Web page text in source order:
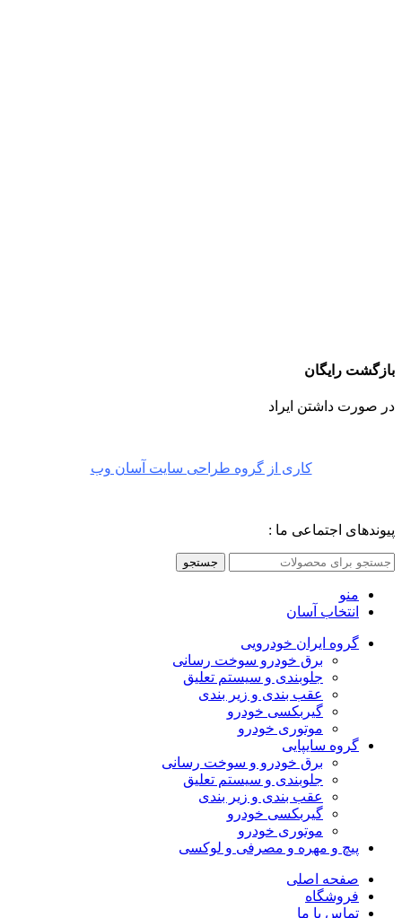
بازگشت رایگان
در صورت داشتن ایراد
کاری از گروه طراحی سایت آسان وب
پیوندهای اجتماعی ما :
جستجو
منو
انتخاب آسان
گروه ایران خودرویی
برق خودرو سوخت رسانی
جلوبندی و سیستم تعلیق
عقب بندی و زیر بندی
گیربکسی خودرو
موتوری خودرو
گروه سایپایی
برق خودرو و سوخت رسانی
جلوبندی و سیستم تعلیق
عقب بندی و زیر بندی
گیربکسی خودرو
موتوری خودرو
پیچ و مهره و مصرفی و لوکسی
صفحه اصلی
فروشگاه
تماس با ما